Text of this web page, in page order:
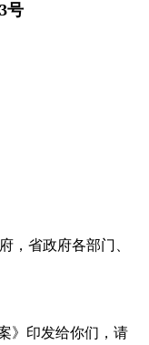
号
，省政府各部门、
》印发给你们，请